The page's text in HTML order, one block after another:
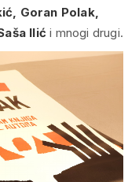
Goran Polak,
Ilić i mnogi drugi.